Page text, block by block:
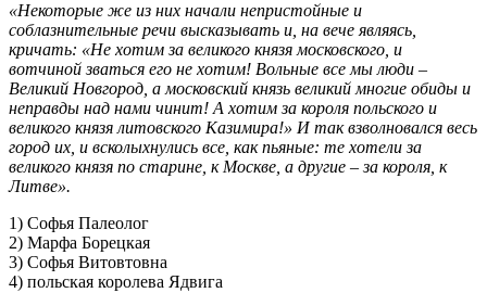
«Некоторые же из них начали непристойные и
соблазнительные речи высказывать и, на вече являясь,
кричать: «Не хотим за великого князя московского, и
вотчиной зваться его не хотим! Вольные все мы люди –
Великий Новгород, а московский князь великий многие обиды и
неправды над нами чинит! А хотим за короля польского и
великого князя литовского Казимира!» И так взволновался весь
город их, и всколыхнулись все, как пьяные: те хотели за
великого князя по старине, к Москве, а другие – за короля, к
Литве».
1) Софья Палеолог
2) Марфа Борецкая
3) Софья Витовтовна
4) польская королева Ядвига